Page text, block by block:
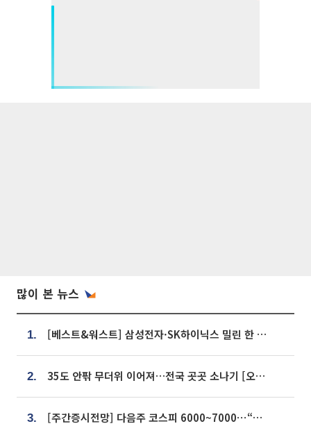
많이 본 뉴스
1. [베스트&워스트] 삼성전자·SK하이닉스 밀린 한 주…상상인증권은 85% 급등
2. 35도 안팎 무더위 이어져…전국 곳곳 소나기 [오늘 날씨]
3. [주간증시전망] 다음주 코스피 6000~7000⋯“外人 수급은 정책이 변수”